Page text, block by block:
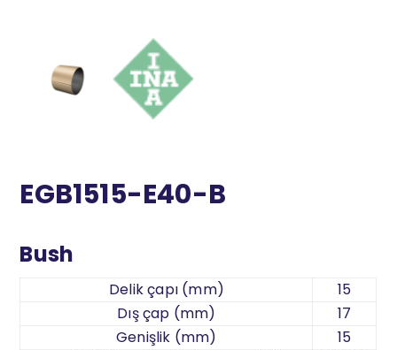
EGB1515-E40-B
Bush
Delik çapı (mm)
15
Dış çap (mm)
17
Genişlik (mm)
15